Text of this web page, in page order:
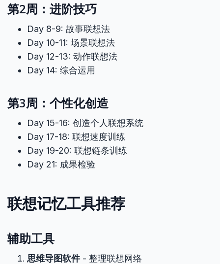
第2周：进阶技巧
Day 8-9: 故事联想法
Day 10-11: 场景联想法
Day 12-13: 动作联想法
Day 14: 综合运用
第3周：个性化创造
Day 15-16: 创造个人联想系统
Day 17-18: 联想速度训练
Day 19-20: 联想链条训练
Day 21: 成果检验
联想记忆工具推荐
辅助工具
思维导图软件- 整理联想网络